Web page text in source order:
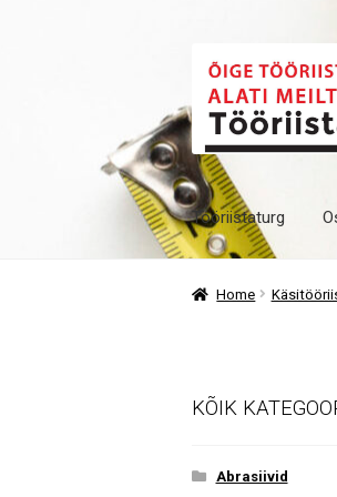
navigation
content
Tööriistaturg
Home
KÕIK
Abrasiivid